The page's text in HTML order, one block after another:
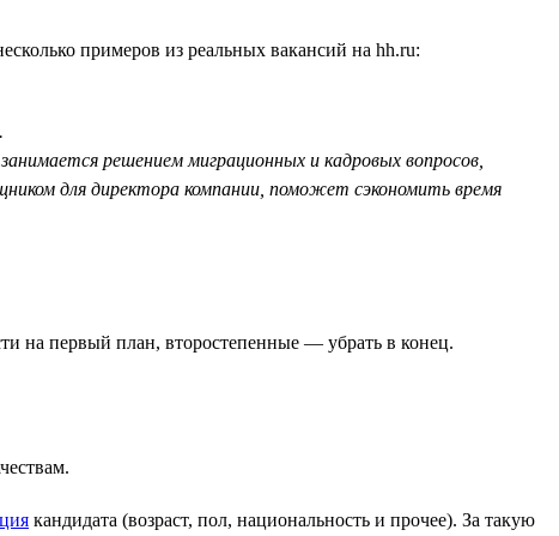
примеров из реальных вакансий на hh.ru:
решением миграционных и кадровых вопросов,
для директора компании, поможет сэкономить время
на первый план, второстепенные — убрать в конец.
кандидата (возраст, пол, национальность и прочее). За такую